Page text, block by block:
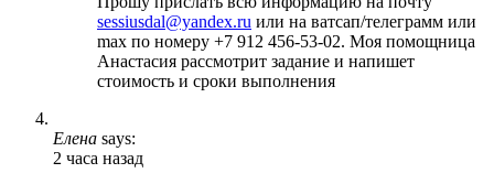
sessiusdal@yandex.ru или на ватсап/телеграмм или
max по номеру +7 912 456-53-02. Моя помощница
Анастасия рассмотрит задание и напишет
стоимость и сроки выполнения
Елена says:
2 часа назад